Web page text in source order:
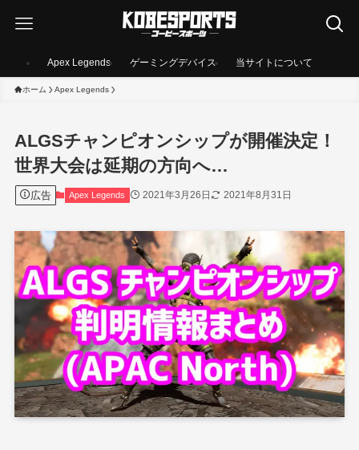
Apex Legends ゲーミングデバイス 当サイトについて
ホーム Apex Legends
ALGSチャンピオンシップが開催決定！
世界大会は延期の方向へ…
広告 Apex Legends 2021年3月26日 2021年8月31日